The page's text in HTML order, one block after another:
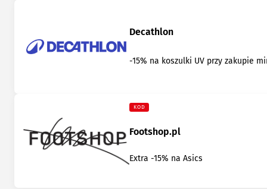
Decathlon
-15% na koszulki UV przy zakupie
KOD
Footshop.pl
Extra -15% na Asics